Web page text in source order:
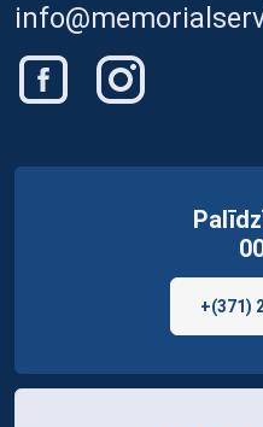
+(371)